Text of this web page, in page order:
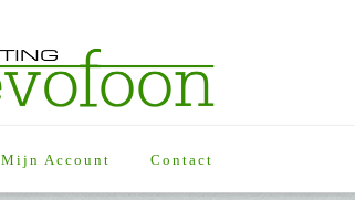
Mijn Account Contact